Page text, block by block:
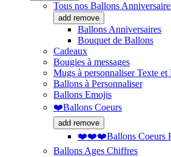
Tous nos Ballons
add remove
Ballons Anniversaires
Bouquet de Ballons
Cadeaux
Bougies à messages
Mugs à personnaliser Texte et
Ballons à Personnaliser
Ballons Emojis
❤️Ballons Coeurs
add remove
❤️❤️❤️Ballons Coeurs
Ballons Ages Chiffres